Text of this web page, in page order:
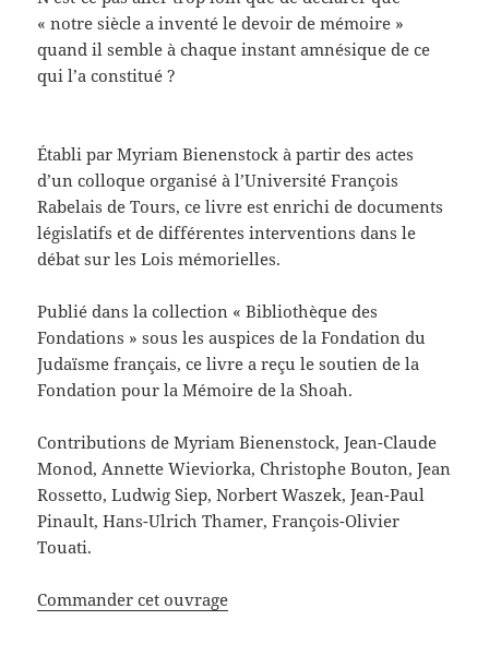
« notre siècle a inventé le devoir de mémoire »
quand il semble à chaque instant amnésique de ce
qui l’a constitué ?
Établi par Myriam Bienenstock à partir des actes
d’un colloque organisé à l’Université François
Rabelais de Tours, ce livre est enrichi de documents
législatifs et de différentes interventions dans le
débat sur les Lois mémorielles.
Publié dans la collection « Bibliothèque des
Fondations » sous les auspices de la Fondation du
Judaïsme français, ce livre a reçu le soutien de la
Fondation pour la Mémoire de la Shoah.
Contributions de Myriam Bienenstock, Jean-Claude
Monod, Annette Wieviorka, Christophe Bouton, Jean
Rossetto, Ludwig Siep, Norbert Waszek, Jean-Paul
Pinault, Hans-Ulrich Thamer, François-Olivier
Touati.
Commander cet ouvrage